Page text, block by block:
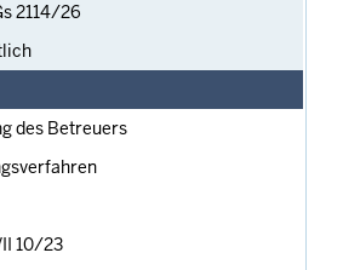
2114/26
des Betreuers
10/23